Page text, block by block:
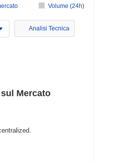
Volume (24h)
Analisi Tecnica
Mercato